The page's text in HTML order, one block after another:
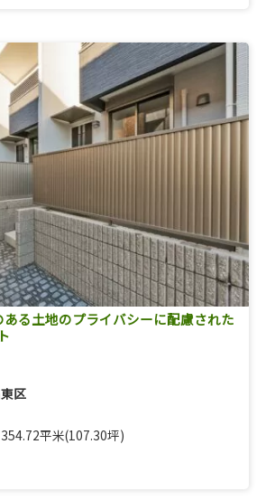
る土地のプライバシーに配慮された
区
平米(107.30坪)